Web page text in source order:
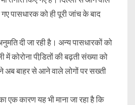
गए पासधारक को ही पूरी जांच के बाद
दी जा रही है। अन्य पासधारकों को
में कोरोना पीडि़तों की बढ़ती संख्या को
अब बाहर से आने वाले लोगों पर सख्ती
कारण यह भी माना जा रहा है कि